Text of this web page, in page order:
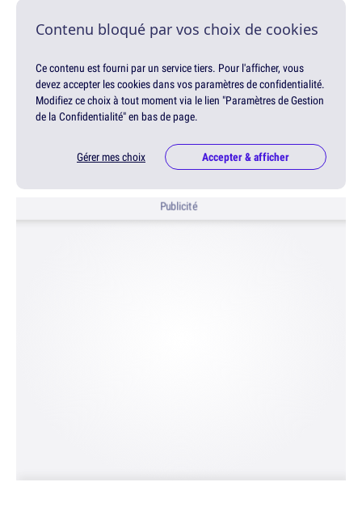
Contenu bloqué par vos choix de cookies
Ce contenu est fourni par un service tiers. Pour l'afficher, vous
devez accepter les cookies dans vos paramètres de confidentialité.
Modifiez ce choix à tout moment via le lien "Paramètres de Gestion
de la Confidentialité" en bas de page.
Gérer mes choix Accepter & afficher
Publicité